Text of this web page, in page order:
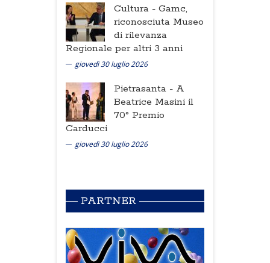
Cultura - Gamc,
riconosciuta Museo
di rilevanza
Regionale per altri 3 anni
giovedì 30 luglio 2026
Pietrasanta - A
Beatrice Masini il
70° Premio
Carducci
giovedì 30 luglio 2026
PARTNER